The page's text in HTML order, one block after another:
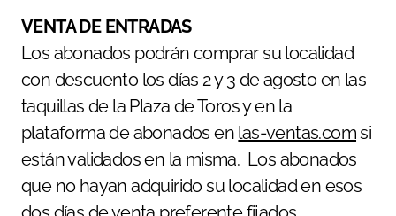
VENTA DE ENTRADAS
Los abonados podrán comprar su localidad
con descuento los días 2 y 3 de agosto en las
taquillas de la Plaza de Toros y en la
plataforma de abonados en las-ventas.comsi
están validados en la misma. Los abonados
que no hayan adquirido su localidad en esos